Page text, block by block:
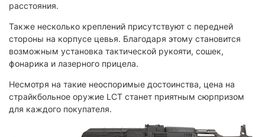
расстояния.
Также несколько креплений присутствуют с передней
стороны на корпусе цевья. Благодаря этому становится
возможным установка тактической рукояти, сошек,
фонарика и лазерного прицела.
Несмотря на такие неоспоримые достоинства, цена на
страйкбольное оружие LCT станет приятным сюрпризом
для каждого покупателя.